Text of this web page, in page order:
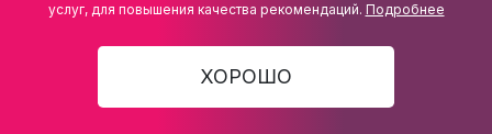
услуг, для повышения качества рекомендаций. Подробнее
ХОРОШО